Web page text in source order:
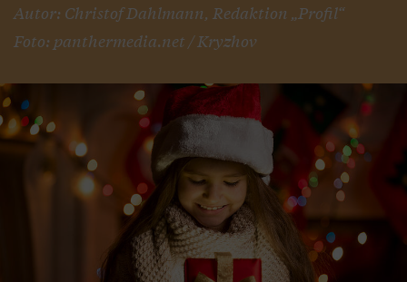
Autor: Christof Dahlmann, Redaktion „Profil“
Foto: panthermedia.net / Kryzhov